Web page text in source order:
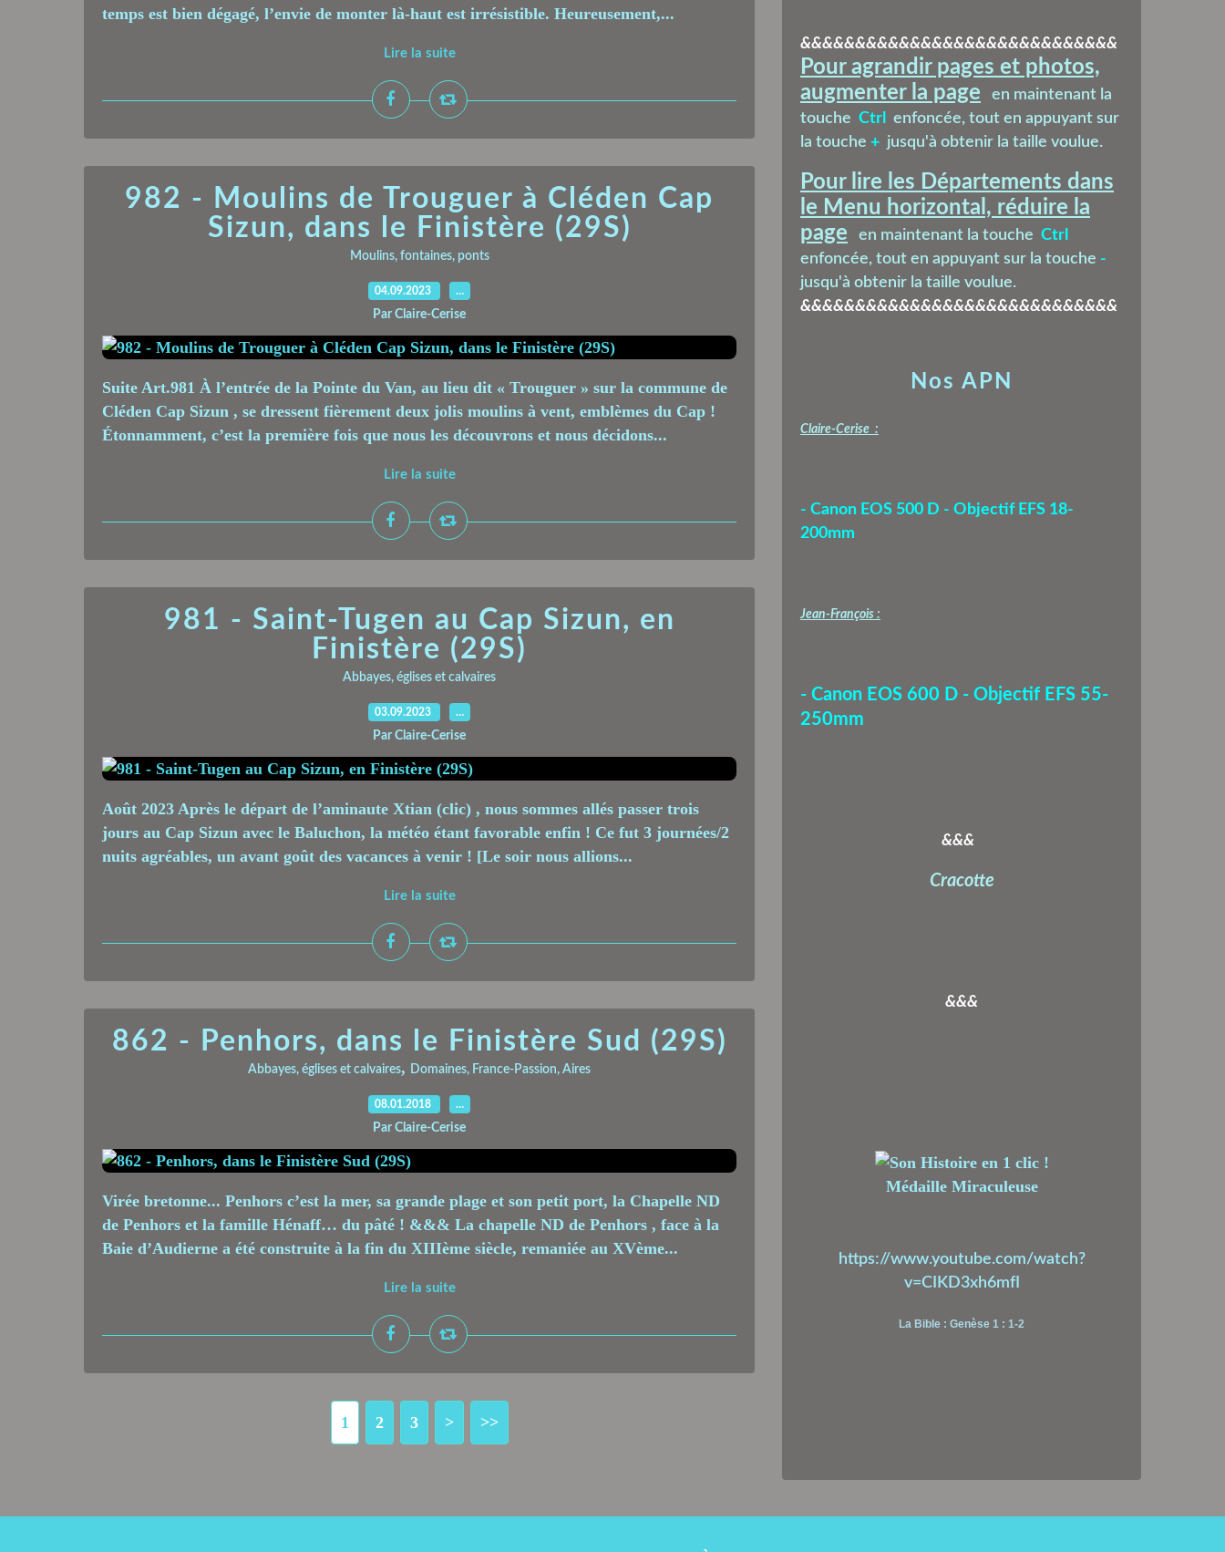
temps est bien dégagé, l’envie de monter là-haut est irrésistible. Heureusement,...
Lire la suite
982 - Moulins de Trouguer à Cléden Cap
Sizun, dans le Finistère (29S)
Moulins, fontaines, ponts
04.09.2023 …
Par Claire-Cerise
Suite Art.981 À l’entrée de la Pointe du Van, au lieu dit « Trouguer » sur la commune de
Cléden Cap Sizun , se dressent fièrement deux jolis moulins à vent, emblèmes du Cap !
Étonnamment, c’est la première fois que nous les découvrons et nous décidons...
Lire la suite
981 - Saint-Tugen au Cap Sizun, en
Finistère (29S)
Abbayes, églises et calvaires
03.09.2023 …
Par Claire-Cerise
Août 2023 Après le départ de l’aminaute Xtian (clic) , nous sommes allés passer trois
jours au Cap Sizun avec le Baluchon, la météo étant favorable enfin ! Ce fut 3 journées/2
nuits agréables, un avant goût des vacances à venir ! [Le soir nous allions...
Lire la suite
862 - Penhors, dans le Finistère Sud (29S)
Abbayes, églises et calvaires, Domaines, France-Passion, Aires
08.01.2018 …
Par Claire-Cerise
Virée bretonne... Penhors c’est la mer, sa grande plage et son petit port, la Chapelle ND
de Penhors et la famille Hénaff… du pâté ! &&& La chapelle ND de Penhors , face à la
Baie d’Audierne a été construite à la fin du XIIIème siècle, remaniée au XVème...
Lire la suite
1 2 3 > >>
Nos APN
Claire-Cerise :
- Canon EOS 500 D - Objectif EFS 18-
200mm
Jean-François :
- Canon EOS 600 D - Objectif EFS 55-
250mm
&&&
Cracotte
&&&
Médaille Miraculeuse
https://www.youtube.com/watch?
v=CIKD3xh6mfI
La Bible : Genèse 1 : 1-2
&&&&&&&&&&&&&&&&&&&&&&&&&&&&&
Pour agrandir pages et photos,
augmenter la page
en maintenant la
touche Ctrl
enfoncée, tout en appuyant sur
la touche + jusqu'à obtenir la taille voulue.
Pour lire les Départements dans
le Menu horizontal, réduire la
page
en maintenant la touche Ctrl
enfoncée, tout en appuyant sur la touche -
jusqu'à obtenir la taille voulue.
&&&&&&&&&&&&&&&&&&&&&&&&&&&&&